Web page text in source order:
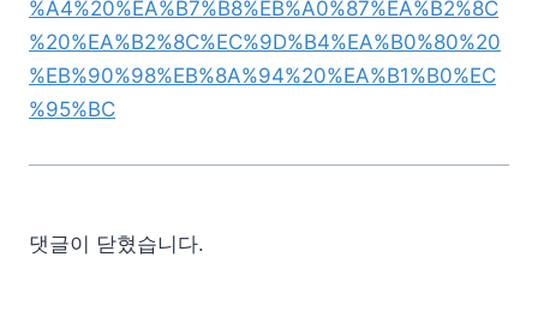
%A4%20%EA%B7%B8%EB%A0%87%EA%B2%8C
%20%EA%B2%8C%EC%9D%B4%EA%B0%80%20
%EB%90%98%EB%8A%94%20%EA%B1%B0%EC
%95%BC
댓글이 닫혔습니다.